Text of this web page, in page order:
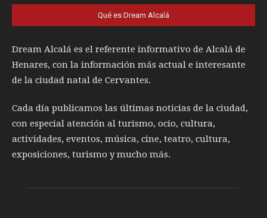
Qué es Dream Alcalá
Dream Alcalá es el referente informativo de Alcalá de
Henares, con la información más actual e interesante
de la ciudad natal de Cervantes.
Cada día publicamos las últimas noticias de la ciudad,
con especial atención al turismo, ocio, cultura,
actividades, eventos, música, cine, teatro, cultura,
exposiciones, turismo y mucho más.